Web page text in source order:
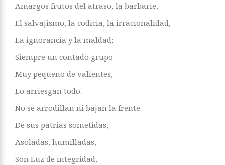
Amargos frutos del atraso, la barbarie,
El salvajismo, la codicia, la irracionalidad,
La ignorancia y la maldad;
Siempre un contado grupo
Muy pequeño de valientes,
Lo arriesgan todo.
No se arrodillan ni bajan la frente.
De sus patrias sometidas,
Asoladas, humilladas,
Son Luz de integridad,